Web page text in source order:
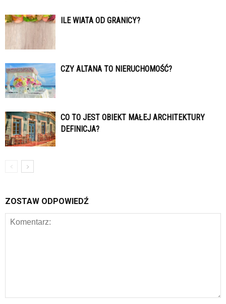
ILE WIATA OD GRANICY?
CZY ALTANA TO NIERUCHOMOŚĆ?
CO TO JEST OBIEKT MAŁEJ ARCHITEKTURY
DEFINICJA?
ZOSTAW ODPOWIEDŹ